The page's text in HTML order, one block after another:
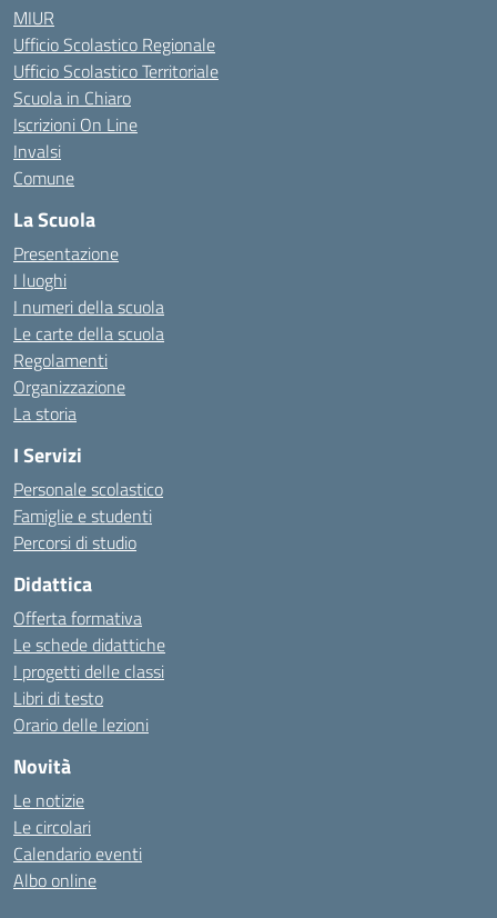
MIUR
Ufficio Scolastico Regionale
Ufficio Scolastico Territoriale
Scuola in Chiaro
Iscrizioni On Line
Invalsi
Comune
La Scuola
Presentazione
I luoghi
I numeri della scuola
Le carte della scuola
Regolamenti
Organizzazione
La storia
I Servizi
Personale scolastico
Famiglie e studenti
Percorsi di studio
Didattica
Offerta formativa
Le schede didattiche
I progetti delle classi
Libri di testo
Orario delle lezioni
Novità
Le notizie
Le circolari
Calendario eventi
Albo online